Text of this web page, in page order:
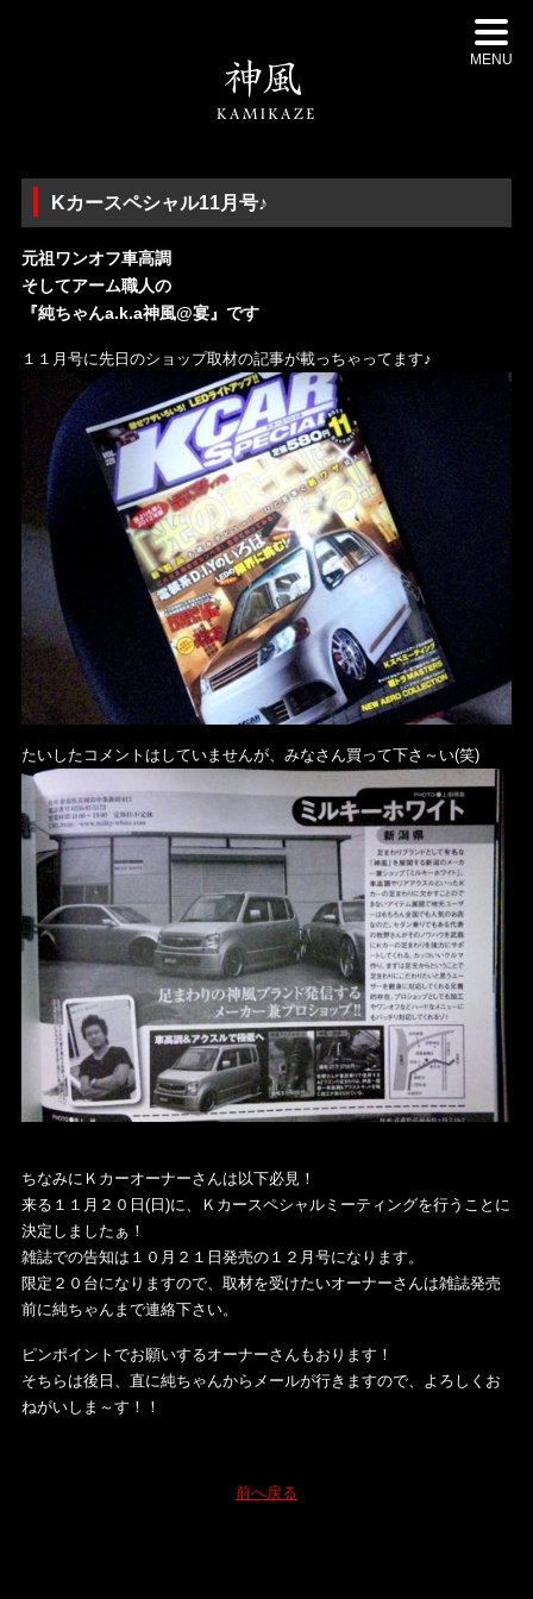
MENU
Kカースペシャル11月号♪
元祖ワンオフ車高調
そしてアーム職人の
『純ちゃんa.k.a神風@宴』です
１１月号に先日のショップ取材の記事が載っちゃってます♪
たいしたコメントはしていませんが、みなさん買って下さ～い(笑)
ちなみにＫカーオーナーさんは以下必見！
来る１１月２０日(日)に、Ｋカースペシャルミーティングを行うことに
決定しましたぁ！
雑誌での告知は１０月２１日発売の１２月号になります。
限定２０台になりますので、取材を受けたいオーナーさんは雑誌発売
前に純ちゃんまで連絡下さい。
ピンポイントでお願いするオーナーさんもおります！
そちらは後日、直に純ちゃんからメールが行きますので、よろしくお
ねがいしま～す！！
前へ戻る